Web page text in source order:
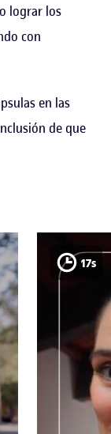
lograr los
con
en las
de que
17s